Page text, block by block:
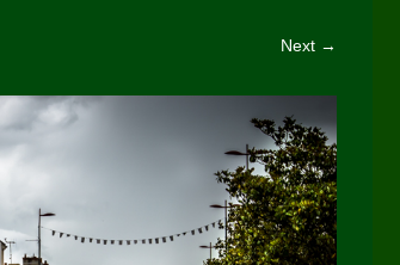
Next →